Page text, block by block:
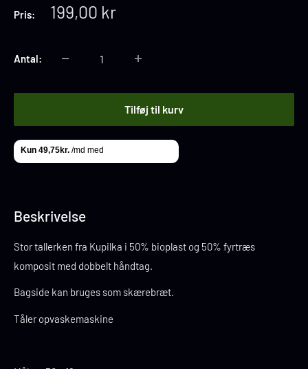
Pris:
Tilbuds
199,00 kr
Antal:
Tilføj til kurv
Beskrivelse
Stor tallerken fra Kupilka i 50% bioplast og 50% fyrtræs
komposit med dobbelt håndtag.
Bagside kan bruges som skærebræt.
Tåler opvaskemaskine